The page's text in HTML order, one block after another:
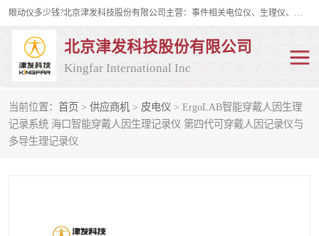
眼动仪多少钱?北京津发科技股份有限公司主营：事件相关电位仪、生理仪、肌电仪、脑电仪、皮电仪、眼动仪；是国家级高新技术企业、科技部认定的科技型中小企业和中关村高新技术企业，具备保密资格，具备自主进出口经营权；自主研发技术、产品与服务荣获多项省部级科学技术奖励、国家发明专利、国家软件著作权和省部级新技术新产品（服务）认证。
北京津发科技股份有限公司
Kingfar International Inc
当前位置： 首页 > 供应商机 > 皮电仪 > ErgoLAB智能穿戴人因生理
记录系统 海口智能穿戴人因生理记录仪 第四代可穿戴人因记录仪与
多导生理记录仪
皮电仪 脑电仪
行为观察与表情分析